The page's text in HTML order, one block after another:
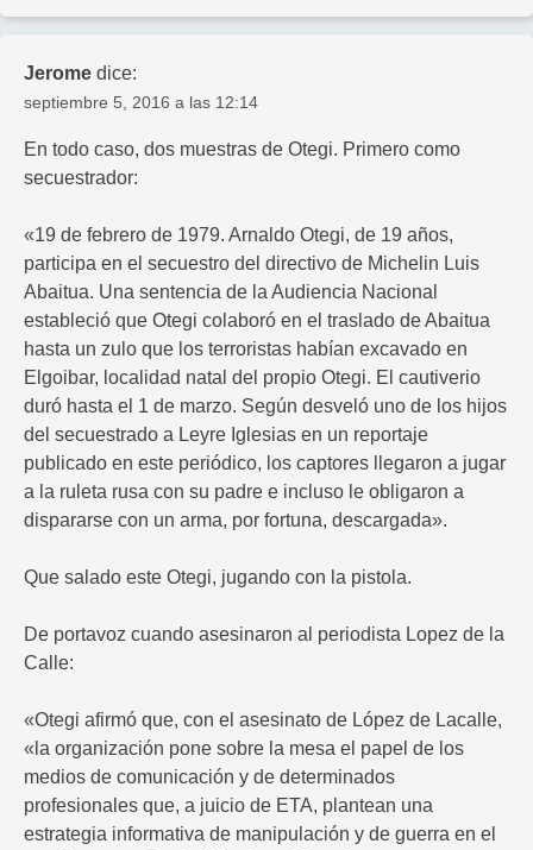
Jerome dice:
septiembre 5, 2016 a las 12:14
En todo caso, dos muestras de Otegi. Primero como
secuestrador:
«19 de febrero de 1979. Arnaldo Otegi, de 19 años,
participa en el secuestro del directivo de Michelin Luis
Abaitua. Una sentencia de la Audiencia Nacional
estableció que Otegi colaboró en el traslado de Abaitua
hasta un zulo que los terroristas habían excavado en
Elgoibar, localidad natal del propio Otegi. El cautiverio
duró hasta el 1 de marzo. Según desveló uno de los hijos
del secuestrado a Leyre Iglesias en un reportaje
publicado en este periódico, los captores llegaron a jugar
a la ruleta rusa con su padre e incluso le obligaron a
dispararse con un arma, por fortuna, descargada».
Que salado este Otegi, jugando con la pistola.
De portavoz cuando asesinaron al periodista Lopez de la
Calle:
«Otegi afirmó que, con el asesinato de López de Lacalle,
«la organización pone sobre la mesa el papel de los
medios de comunicación y de determinados
profesionales que, a juicio de ETA, plantean una
estrategia informativa de manipulación y de guerra en el